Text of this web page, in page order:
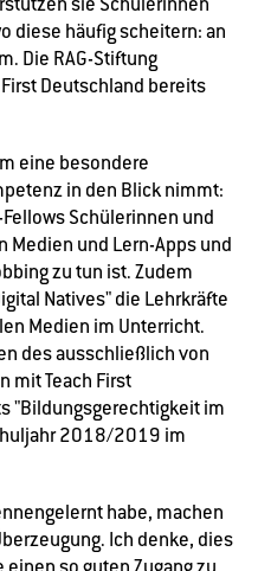
diese häufig scheitern: an
Die RAG-Stiftung
Deutschland bereits
eine besondere
in den Blick nimmt:
Schülerinnen und
Medien und Lern-Apps und
zu tun ist. Zudem
Natives" die Lehrkräfte
Medien im Unterricht.
des ausschließlich von
mit Teach First
"Bildungsgerechtigkeit im
2018/2019 im
habe, machen
Ich denke, dies